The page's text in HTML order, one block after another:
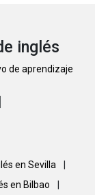
inglés
de aprendizaje
en Sevilla
en Bilbao